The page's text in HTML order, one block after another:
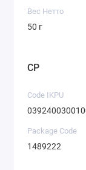
Вес Нетто
50 г
CP
Code IKPU
Package Code
1489222